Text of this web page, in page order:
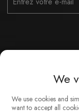
Droits d'auteur ©
À propos
We
We use cookies and
want to accept all